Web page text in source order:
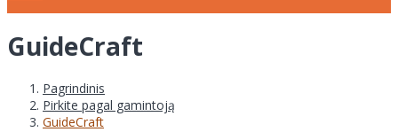
GuideCraft
Pagrindinis
Pirkite pagal gamintoją
GuideCraft